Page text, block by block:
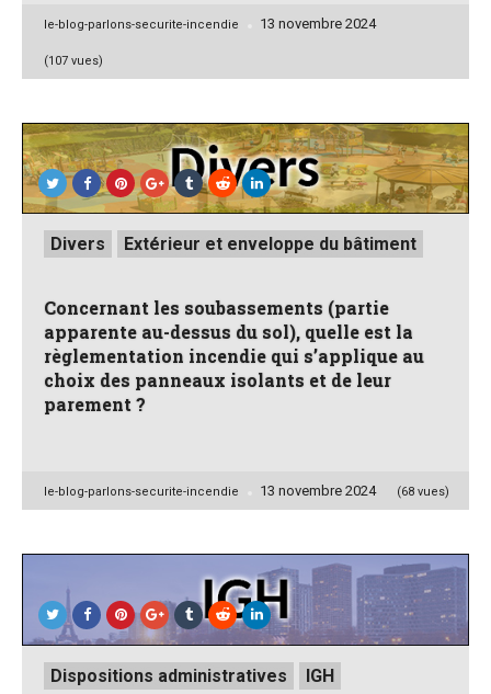
Posted
le-blog-parlons-securite-incendie 13 novembre 2024
(107 vues)
Posted
inDivers Extérieur et enveloppe du bâtiment
Concernant les soubassements (partie
apparente au-dessus du sol), quelle est la
règlementation incendie qui s’applique au
choix des panneaux isolants et de leur
parement ?
Posted
le-blog-parlons-securite-incendie 13 novembre 2024 (68 vues)
Posted
inDispositions administratives IGH